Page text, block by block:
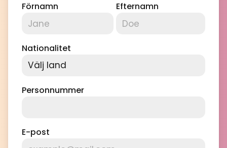
Förnamn Efternamn
Nationalitet
Personnummer
E-post